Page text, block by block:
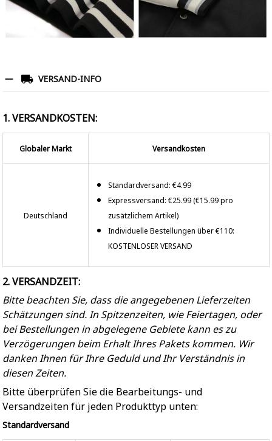
VERSAND-INFO
1. VERSANDKOSTEN:
Globaler Markt Versandkosten
Deutschland
Standardversand: €4.99
Expressversand: €25.99 (€15.99 pro
zusätzlichem Artikel)
Individuelle Bestellungen über €110:
KOSTENLOSER VERSAND
2. VERSANDZEIT:
Bitte beachten Sie, dass die angegebenen Lieferzeiten
Schätzungen sind. In Spitzenzeiten, wie Feiertagen, oder
bei Bestellungen in abgelegene Gebiete kann es zu
Verzögerungen beim Erhalt Ihres Pakets kommen. Wir
danken Ihnen für Ihre Geduld und Ihr Verständnis in
diesen Zeiten.
Bitte überprüfen Sie die Bearbeitungs- und
Versandzeiten für jeden Produkttyp unten:
Standardversand